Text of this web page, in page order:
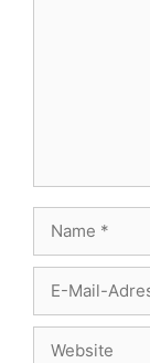
Name
Mail-
Adresse
Website